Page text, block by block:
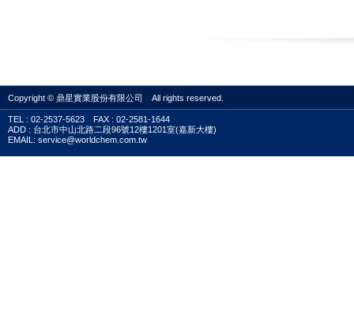
Copyright © 鼎星實業股份有限公司 All rights reserved.
TEL : 02-2537-5623 FAX : 02-2581-1644
ADD : 台北市中山北路二段96號12樓1201室(嘉新大樓)
EMAIL: service@worldchem.com.tw